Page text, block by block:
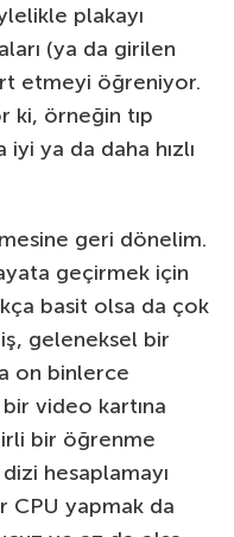
plakayı
(ya da girilen
etmeyi öğreniyor.
ki, örneğin tıp
ya da daha hızlı
geri dönelim.
geçirmek için
basit olsa da çok
geleneksel bir
on binlerce
video kartına
bir öğrenme
hesaplamayı
CPU yapmak da